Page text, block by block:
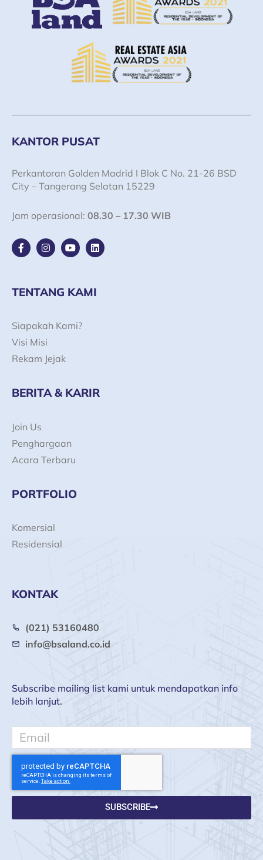
KANTOR PUSAT
Perkantoran Golden Madrid I Blok C No. 21-26 BSD
City – Tangerang Selatan 15229
Jam operasional: 08.30 – 17.30 WIB
F
a
o
o
f
I
n
g
r
Y
o
b
e
L
i
d
i
TENTANG KAMI
Siapakah Kami?
Visi Misi
Rekam Jejak
BERITA & KARIR
Join Us
Penghargaan
Acara Terbaru
PORTFOLIO
Komersial
Residensial
KONTAK
(021) 53160480
info@bsaland.co.id
Subscribe mailing list kami untuk mendapatkan info
lebih lanjut.
Email
SUBSCRIBE